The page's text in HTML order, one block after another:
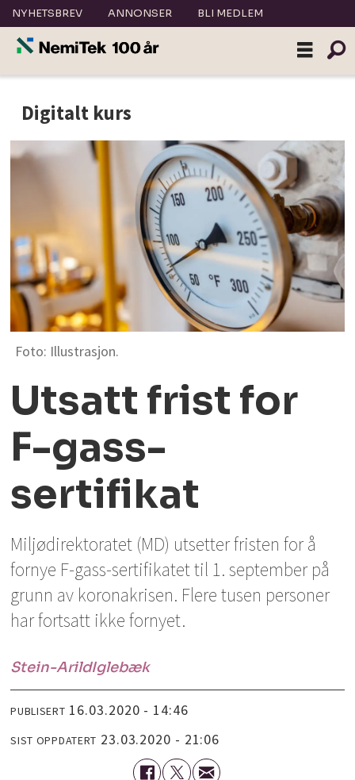
NYHETSBREV ANNONSER BLI MEDLEM
Digitalt kurs
Foto: Illustrasjon.
Utsatt frist for
F-gass-
sertifikat
Miljødirektoratet (MD) utsetter fristen for å
fornye F-gass-sertifikatet til 1. september på
grunn av koronakrisen. Flere tusen personer
har fortsatt ikke fornyet.
Stein-ArildIglebæk
PUBLISERT 16.03.2020 - 14:46
SIST OPPDATERT 23.03.2020 - 21:06